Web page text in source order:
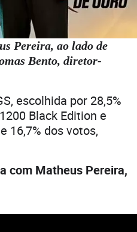
Pereira, ao lado de
Bento, diretor-
escolhida por 28,5%
Black Edition e
16,7% dos votos,
com Matheus Pereira,